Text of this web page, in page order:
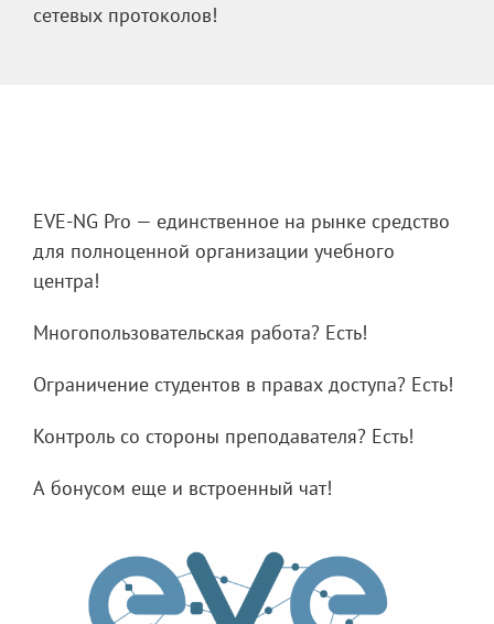
сетевых протоколов!
EVE-NG Pro — единственное на рынке средство
для полноценной организации учебного
центра!
Многопользовательская работа? Есть!
Ограничение студентов в правах доступа? Есть!
Контроль со стороны преподавателя? Есть!
А бонусом еще и встроенный чат!